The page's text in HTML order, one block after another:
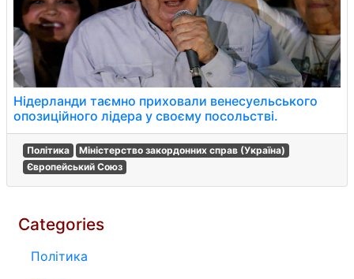
Нідерланди таємно приховали венесуельського
опозиційного лідера у своєму посольстві.
Політика
Міністерство закордонних справ (Україна)
Європейський Союз
Categories
Політика